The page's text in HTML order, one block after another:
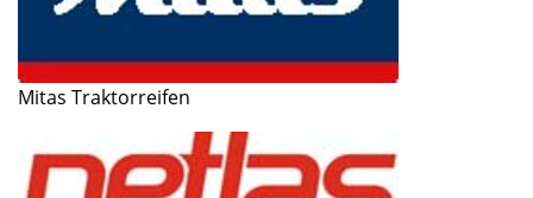
Mitas Traktorreifen